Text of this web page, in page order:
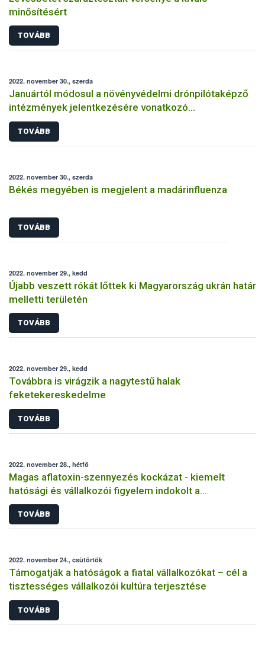
minősítésért
TOVÁBB
2022. november 30., szerda
Januártól módosul a növényvédelmi drónpilótaképző
intézmények jelentkezésére vonatkozó
feltételrendszer és eljárásrend
TOVÁBB
2022. november 30., szerda
Békés megyében is megjelent a madárinfluenza
TOVÁBB
2022. november 29., kedd
Újabb veszett rókát lőttek ki Magyarország ukrán határ
melletti területén
TOVÁBB
2022. november 29., kedd
Továbbra is virágzik a nagytestű halak
feketekereskedelme
TOVÁBB
2022. november 28., hétfő
Magas aflatoxin-szennyezés kockázat - kiemelt
hatósági és vállalkozói figyelem indokolt a
takarmányoknál, tej és tejtermékeknél
TOVÁBB
2022. november 24., csütörtök
Támogatják a hatóságok a fiatal vállalkozókat – cél a
tisztességes vállalkozói kultúra terjesztése
TOVÁBB